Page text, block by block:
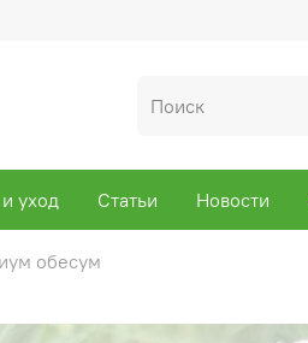
уход Статьи Новости
обесум